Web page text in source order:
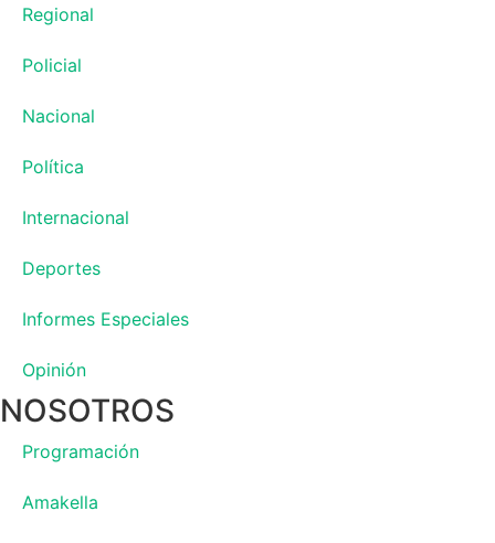
Regional
Policial
Nacional
Política
Internacional
Deportes
Informes Especiales
Opinión
NOSOTROS
Programación
Amakella